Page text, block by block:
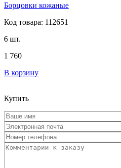
Борцовки кожаные
Код товара: 112651
6 шт.
1 760
В корзину
Купить